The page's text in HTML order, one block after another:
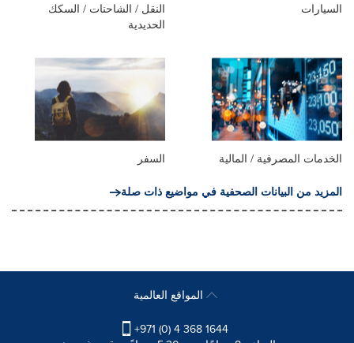
السيارات
النقل / الشاحنات / السكك
الحديدية
الخدمات المصرفية / المالية
السفر
المزيد من البيانات الصحفية في مواضيع ذات صلة
+971 (0) 4 368 1644